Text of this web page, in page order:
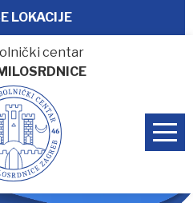
LOKACIJE
centar